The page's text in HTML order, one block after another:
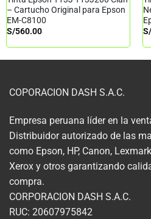
– Cartucho Original para Epson
EM-C8100
S/560.00
S/
COPORACION DASH S.A.C.
Empresa peruana líder en la
Distribuidor autorizado de las
como Epson, HP, Canon,
Xerox y otros garantizando
compra.
CORPORACION DASH S.A.C.
RUC: 20607975842